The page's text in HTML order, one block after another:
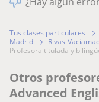
Tus clases particulares
Madrid
Rivas-
profesora titulada y
Otros
Advanced